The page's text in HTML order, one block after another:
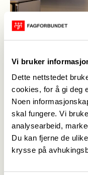
Vi bruker
Dette nettstedet
cookies, for å gi deg
Noen
skal fungere. Vi
analysearbeid,
Du kan fjerne de
krysse på
Samlet mange
arkivhverdagen".
selveste
hvor arkivene tar
Ingerid Gjølstad
roboten Fredrik
byarkivet. ACOS
løse funksjonene
regulatorisk